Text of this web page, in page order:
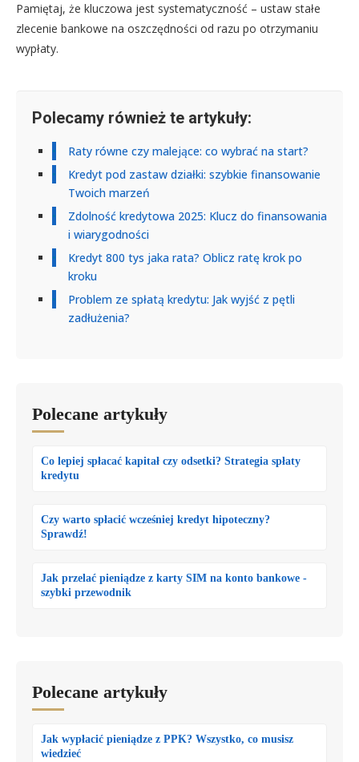
Pamiętaj, że kluczowa jest systematyczność – ustaw stałe
zlecenie bankowe na oszczędności od razu po otrzymaniu
wypłaty.
Polecamy również te artykuły:
Raty równe czy malejące: co wybrać na start?
Kredyt pod zastaw działki: szybkie finansowanie
Twoich marzeń
Zdolność kredytowa 2025: Klucz do finansowania
i wiarygodności
Kredyt 800 tys jaka rata? Oblicz ratę krok po
kroku
Problem ze spłatą kredytu: Jak wyjść z pętli
zadłużenia?
Polecane artykuły
Co lepiej spłacać kapitał czy odsetki? Strategia spłaty
kredytu
Czy warto spłacić wcześniej kredyt hipoteczny?
Sprawdź!
Jak przelać pieniądze z karty SIM na konto bankowe -
szybki przewodnik
Polecane artykuły
Jak wypłacić pieniądze z PPK? Wszystko, co musisz
wiedzieć